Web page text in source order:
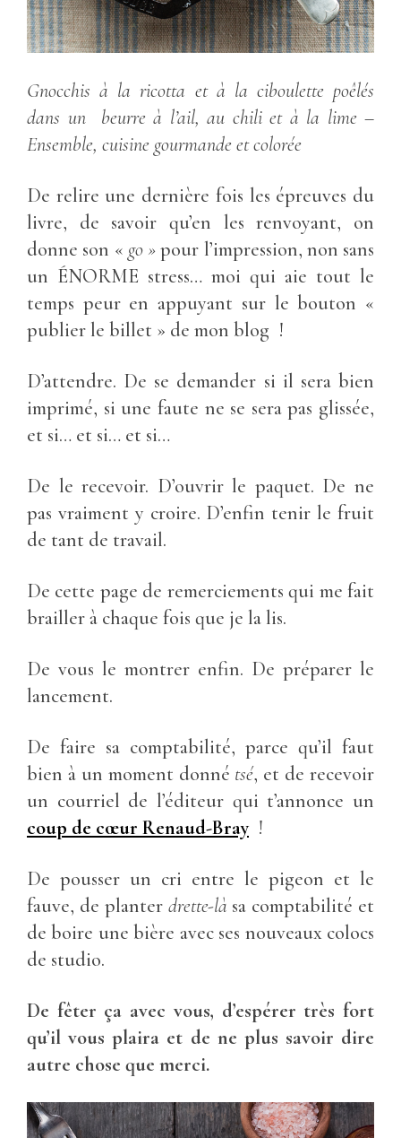
Gnocchis à la ricotta et à la ciboulette poêlés
dans un beurre à l’ail, au chili et à la lime –
Ensemble, cuisine gourmande et colorée
De relire une dernière fois les épreuves du
livre, de savoir qu’en les renvoyant, on
donne son « go »pour l’impression, non sans
un ÉNORME stress… moi qui aie tout le
temps peur en appuyant sur le bouton «
publier le billet » de mon blog !
D’attendre. De se demander si il sera bien
imprimé, si une faute ne se sera pas glissée,
et si… et si… et si…
De le recevoir. D’ouvrir le paquet. De ne
pas vraiment y croire. D’enfin tenir le fruit
de tant de travail.
De cette page de remerciements qui me fait
brailler à chaque fois que je la lis.
De vous le montrer enfin. De préparer le
lancement.
De faire sa comptabilité, parce qu’il faut
bien à un moment donné tsé, et de recevoir
un courriel de l’éditeur qui t’annonce un
coup de cœur Renaud-Bray!
De pousser un cri entre le pigeon et le
fauve, de planter drette-là sa comptabilité et
de boire une bière avec ses nouveaux colocs
de studio.
De fêter ça avec vous, d’espérer très fort
qu’il vous plaira et de ne plus savoir dire
autre chose que merci.